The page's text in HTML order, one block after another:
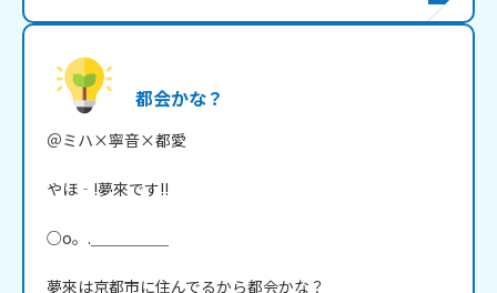
都会かな？
＠ミハ×寧音×都愛
やほ‐!夢來です!!
○o。.＿＿＿＿＿
夢來は京都市に住んでるから都会かな？